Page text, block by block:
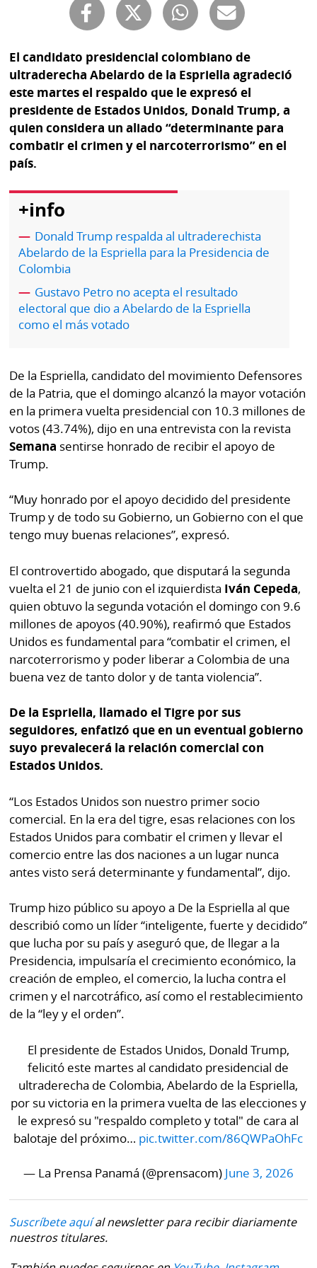
Buscador
Catálogos
Lotería
Kiosko
digital
RSS
Temas
Autores
Notas
al
lector
OTROS
SITIOS
Metro
por
Tienda
Panamá
Tus
Tiquetes
Cero
Corprensa
Mi
Diario
Club
La
Prensa
Busca
⌾
Hoy
Sábado
Picante
⌾
La
Repregunta
⌾
Tal
Cual
Sabrina
Sin
Censura
El candidato presidencial colombiano de
ultraderecha Abelardo de la Espriella agradeció
este martes el respaldo que le expresó el
presidente de Estados Unidos, Donald Trump, a
quien considera un aliado “determinante para
combatir el crimen y el narcoterrorismo” en el
país.
+info
Donald Trump respalda al ultraderechista
Abelardo de la Espriella para la Presidencia de
Colombia
Gustavo Petro no acepta el resultado
electoral que dio a Abelardo de la Espriella
como el más votado
De la Espriella, candidato del movimiento Defensores
de la Patria, que el domingo alcanzó la mayor votación
en la primera vuelta presidencial con 10.3 millones de
votos (43.74%), dijo en una entrevista con la revista
Semana sentirse honrado de recibir el apoyo de
Trump.
“Muy honrado por el apoyo decidido del presidente
Trump y de todo su Gobierno, un Gobierno con el que
tengo muy buenas relaciones”, expresó.
El controvertido abogado, que disputará la segunda
vuelta el 21 de junio con el izquierdista Iván Cepeda,
quien obtuvo la segunda votación el domingo con 9.6
millones de apoyos (40.90%), reafirmó que Estados
Unidos es fundamental para “combatir el crimen, el
narcoterrorismo y poder liberar a Colombia de una
buena vez de tanto dolor y de tanta violencia”.
De la Espriella, llamado el Tigre por sus
seguidores, enfatizó que en un eventual gobierno
suyo prevalecerá la relación comercial con
Estados Unidos.
“Los Estados Unidos son nuestro primer socio
comercial. En la era del tigre, esas relaciones con los
Estados Unidos para combatir el crimen y llevar el
comercio entre las dos naciones a un lugar nunca
antes visto será determinante y fundamental”, dijo.
Trump hizo público su apoyo a De la Espriella al que
describió como un líder “inteligente, fuerte y decidido”
que lucha por su país y aseguró que, de llegar a la
Presidencia, impulsaría el crecimiento económico, la
creación de empleo, el comercio, la lucha contra el
crimen y el narcotráfico, así como el restablecimiento
de la “ley y el orden”.
El presidente de Estados Unidos, Donald Trump,
felicitó este martes al candidato presidencial de
ultraderecha de Colombia, Abelardo de la Espriella,
por su victoria en la primera vuelta de las elecciones y
le expresó su "respaldo completo y total" de cara al
balotaje del próximo… pic.twitter.com/86QWPaOhFc
— La Prensa Panamá (@prensacom) June 3, 2026
Suscríbete aquíal newsletter para recibir diariamente
nuestros titulares.